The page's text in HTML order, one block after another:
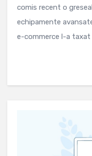
comis recent o
echipamente
e-commerce l-a taxat